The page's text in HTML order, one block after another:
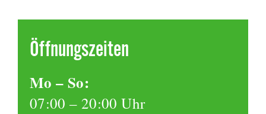
Öffnungszeiten
Mo – So:
07:00 – 20:00 Uhr